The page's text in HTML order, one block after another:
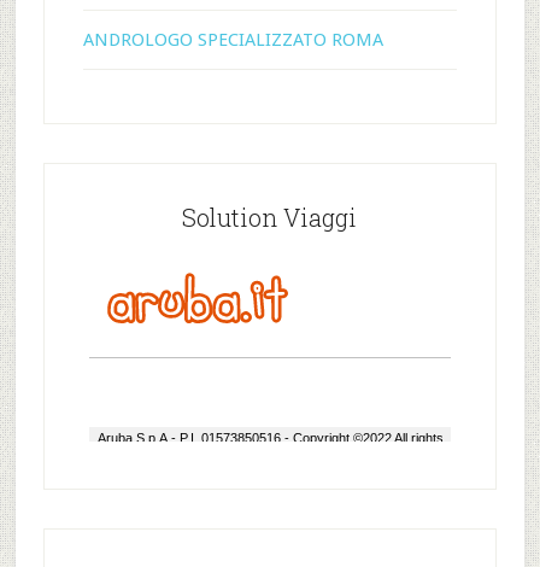
ANDROLOGO SPECIALIZZATO ROMA
Solution Viaggi